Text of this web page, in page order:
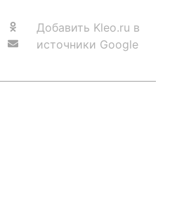
Добавить Kleo.ru в
источники Google